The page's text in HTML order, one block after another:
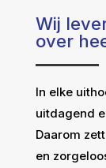
Wij
over
In elke
uitdagend
Daarom
en